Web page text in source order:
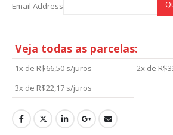
Email Address
Veja todas as parcelas:
1x de R$66,50 s/juros 2x de R$
3x de R$22,17 s/juros